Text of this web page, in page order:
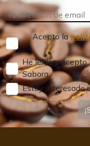
Acepto la
He leído y
Sabora.
Estoy interesado